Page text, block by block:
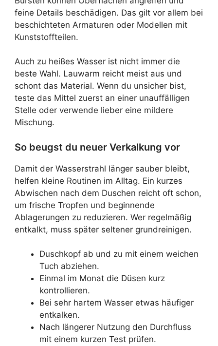
feine Details beschädigen. Das gilt vor allem bei
beschichteten Armaturen oder Modellen mit
Kunststoffteilen.
Auch zu heißes Wasser ist nicht immer die
beste Wahl. Lauwarm reicht meist aus und
schont das Material. Wenn du unsicher bist,
teste das Mittel zuerst an einer unauffälligen
Stelle oder verwende lieber eine mildere
Mischung.
So beugst du neuer Verkalkung vor
Damit der Wasserstrahl länger sauber bleibt,
helfen kleine Routinen im Alltag. Ein kurzes
Abwischen nach dem Duschen reicht oft schon,
um frische Tropfen und beginnende
Ablagerungen zu reduzieren. Wer regelmäßig
entkalkt, muss später seltener grundreinigen.
Duschkopf ab und zu mit einem weichen
Tuch abziehen.
Einmal im Monat die Düsen kurz
kontrollieren.
Bei sehr hartem Wasser etwas häufiger
entkalken.
Nach längerer Nutzung den Durchfluss
mit einem kurzen Test prüfen.